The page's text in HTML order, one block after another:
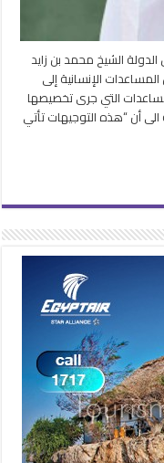
مغلقة
الدولة الشيخ محمد بن زايد
لنقل المساعدات الإنسانية إلى
التي جرى تخصيصها
الى أن “هذه التوجيهات تأتي